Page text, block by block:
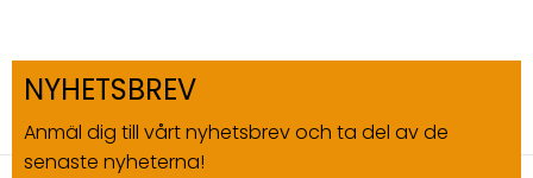
NYHETSBREV
Anmäl dig till vårt nyhetsbrev och ta del av de
senaste nyheterna!